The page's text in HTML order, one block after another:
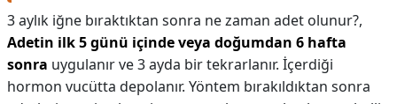
3 aylık iğne bıraktıktan sonra ne zaman adet olunur?,
Adetin ilk 5 günü içinde veya doğumdan 6 hafta
sonra uygulanır ve 3 ayda bir tekrarlanır. İçerdiği
hormon vucütta depolanır. Yöntem bırakıldıktan sonra